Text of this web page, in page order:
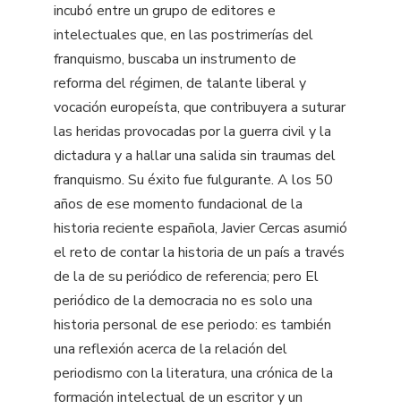
incubó entre un grupo de editores e
intelectuales que, en las postrimerías del
franquismo, buscaba un instrumento de
reforma del régimen, de talante liberal y
vocación europeísta, que contribuyera a suturar
las heridas provocadas por la guerra civil y la
dictadura y a hallar una salida sin traumas del
franquismo. Su éxito fue fulgurante. A los 50
años de ese momento fundacional de la
historia reciente española, Javier Cercas asumió
el reto de contar la historia de un país a través
de la de su periódico de referencia; pero El
periódico de la democracia no es solo una
historia personal de ese periodo: es también
una reflexión acerca de la relación del
periodismo con la literatura, una crónica de la
formación intelectual de un escritor y un